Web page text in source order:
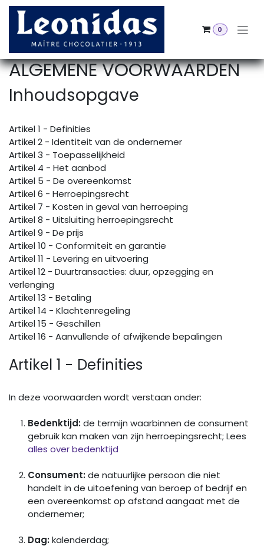
Overslaan naar inhoud
0
ALGEMENE VOORWAARDEN
Inhoudsopgave
Artikel 1 - Definities
Artikel 2 - Identiteit van de ondernemer
Artikel 3 - Toepasselijkheid
Artikel 4 - Het aanbod
Artikel 5 - De overeenkomst
Artikel 6 - Herroepingsrecht
Artikel 7 - Kosten in geval van herroeping
Artikel 8 - Uitsluiting herroepingsrecht
Artikel 9 - De prijs
Artikel 10 - Conformiteit en garantie
Artikel 11 - Levering en uitvoering
Artikel 12 - Duurtransacties: duur, opzegging en
verlenging
Artikel 13 - Betaling
Artikel 14 - Klachtenregeling
Artikel 15 - Geschillen
Artikel 16 - Aanvullende of afwijkende bepalingen
Artikel 1 - Definities
In deze voorwaarden wordt verstaan onder:
Bedenktijd:de termijn waarbinnen de consument
gebruik kan maken van zijn herroepingsrecht; Lees
alles over bedenktijd
Consument:de natuurlijke persoon die niet
handelt in de uitoefening van beroep of bedrijf en
een overeenkomst op afstand aangaat met de
ondernemer;
Dag:kalenderdag;